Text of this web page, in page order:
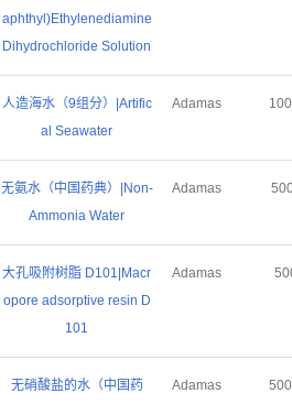
aphthyl)Ethylenediamine
Dihydrochloride Solution
人造海水（9组分）|Artific
al Seawater
Adamas
无氨水（中国药典）|Non-
Ammonia Water
Adamas
大孔吸附树脂 D101|Macr
opore adsorptive resin D
101
Adamas
无硝酸盐的水（中国药
Adamas